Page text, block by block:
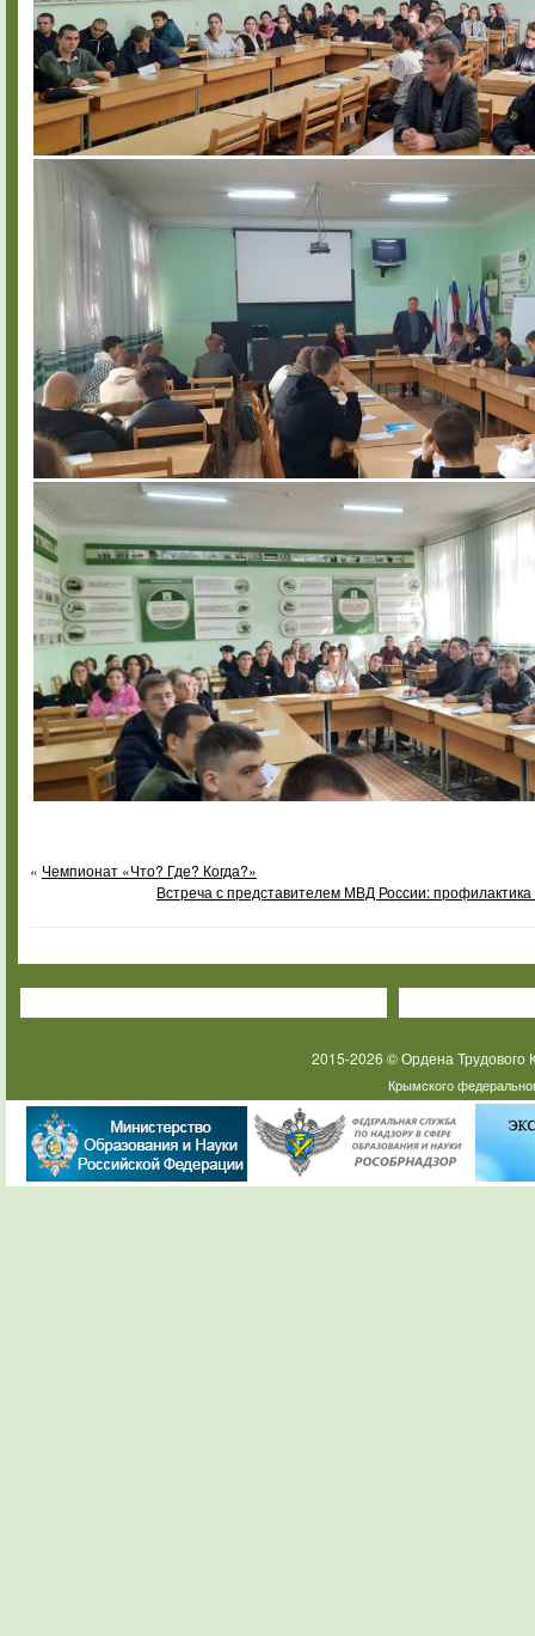
« Чемпионат «Что? Где? Когда?»
Встреча с представителем МВД России:
2015-2026 © Ордена
Крымского